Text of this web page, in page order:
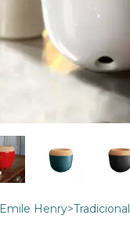
Emile Henry>Tradicional